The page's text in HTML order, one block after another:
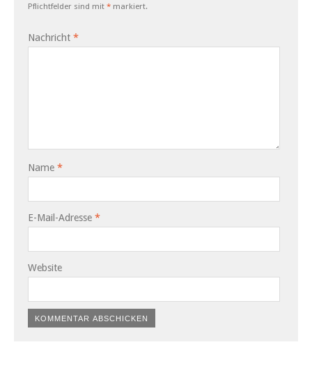
Pflichtfelder sind mit * markiert.
Nachricht *
Name *
E-Mail-Adresse *
Website